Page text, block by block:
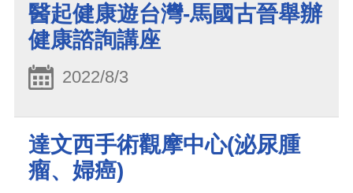
醫起健康遊台灣-馬國古晉舉辦
健康諮詢講座
2022/8/3
達文西手術觀摩中心(泌尿腫
瘤、婦癌)